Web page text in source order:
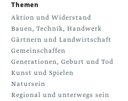
Themen
Aktion und Widerstand
Bauen, Technik, Handwerk
Gärtnern und Landwirtschaft
Gemeinschaffen
Generationen, Geburt und Tod
Kunst und Spielen
Natursein
Regional und unterwegs sein